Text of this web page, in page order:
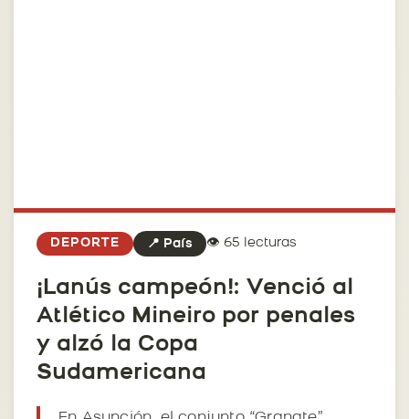
DEPORTE 📍 País 👁️ 65 lecturas
¡Lanús campeón!: Venció al
Atlético Mineiro por penales
y alzó la Copa
Sudamericana